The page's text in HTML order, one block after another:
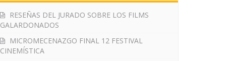
RESEÑAS DEL JURADO SOBRE LOS FILMS
GALARDONADOS
MICROMECENAZGO FINAL 12 FESTIVAL
CINEMÍSTICA